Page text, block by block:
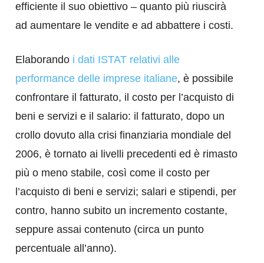
efficiente il suo obiettivo – quanto più riuscirà
ad aumentare le vendite e ad abbattere i costi.
Elaborando i dati ISTAT relativi alle
performance delle imprese italiane, è possibile
confrontare il fatturato, il costo per l’acquisto di
beni e servizi e il salario: il fatturato, dopo un
crollo dovuto alla crisi finanziaria mondiale del
2006, è tornato ai livelli precedenti ed è rimasto
più o meno stabile, così come il costo per
l’acquisto di beni e servizi; salari e stipendi, per
contro, hanno subito un incremento costante,
seppure assai contenuto (circa un punto
percentuale all’anno).